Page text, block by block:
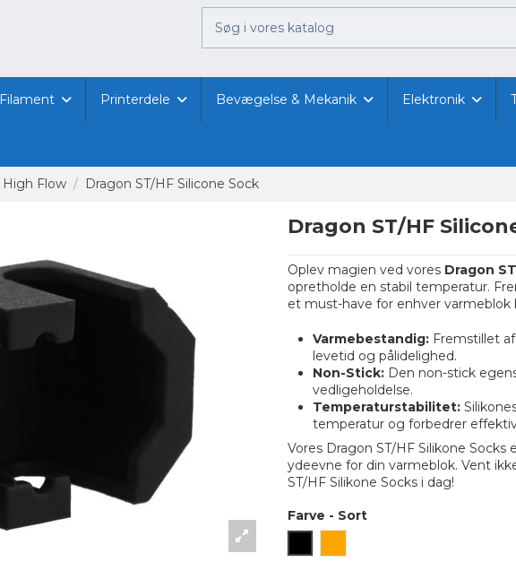
Filament Printerdele Bevægelse & Mekanik Elektronik
High Flow Dragon ST/HF Silicone Sock
Dragon ST/HF
Oplev magien ved vores Dragon
opretholde en stabil temperatur.
et must-have for enhver varmeblok
Varmebestandig:Fremstillet af
levetid og pålidelighed.
Non-Stick:Den non-stick
vedligeholdelse.
Temperaturstabilitet:
temperatur og forbedrer
Vores Dragon ST/HF Silikone
ydeevne for din varmeblok. Vent
ST/HF Silikone Socks i dag!
Farve - Sort